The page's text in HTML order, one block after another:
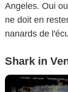
Angeles. Oui
ne doit en
nanards de
Shark in